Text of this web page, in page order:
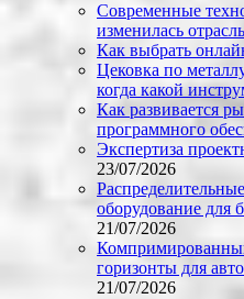
Современные
изменилась
Как выбрать
Цековка по
когда какой
Как развивается
программного
Экспертиза
23/07/2026
оборудование для
21/07/2026
горизонты для
21/07/2026